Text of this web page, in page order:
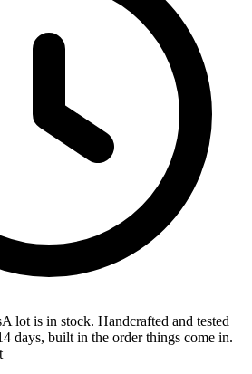
A lot is in stock. Handcrafted and tested
days, built in the order things come in.